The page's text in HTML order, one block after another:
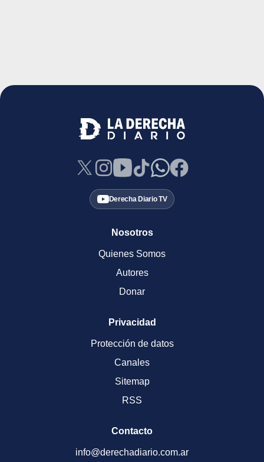
Derecha Diario TV
Nosotros
Quienes Somos
Autores
Donar
Privacidad
Protección de datos
Canales
Sitemap
RSS
Contacto
info@derechadiario.com.ar